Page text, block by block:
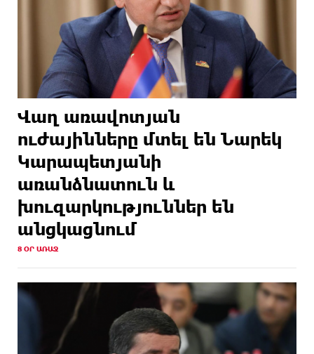
Վաղ առավոտյան
ուժայինները մտել են Նարեկ
Կարապետյանի
առանձնատուն և
խուզարկություններ են
անցկացնում
8 ՕՐ ԱՌԱՋ